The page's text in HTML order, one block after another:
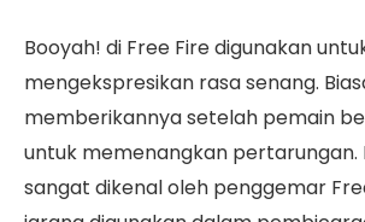
Booyah! di Free Fire digunakan
mengekspresikan rasa senang.
memberikannya setelah pemain
untuk memenangkan pertarungan.
sangat dikenal oleh penggemar